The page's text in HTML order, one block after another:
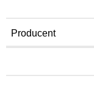
Producent